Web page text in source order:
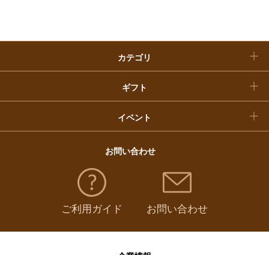
カテゴリ
ギフト
イベント
福袋
お問い合わせ
ご利用ガイド お問い合わせ